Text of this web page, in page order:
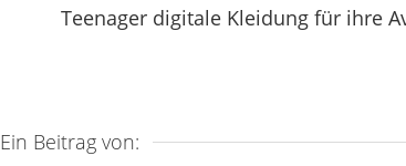
Teenager digitale Kleidung für ihre
Ein Beitrag von: